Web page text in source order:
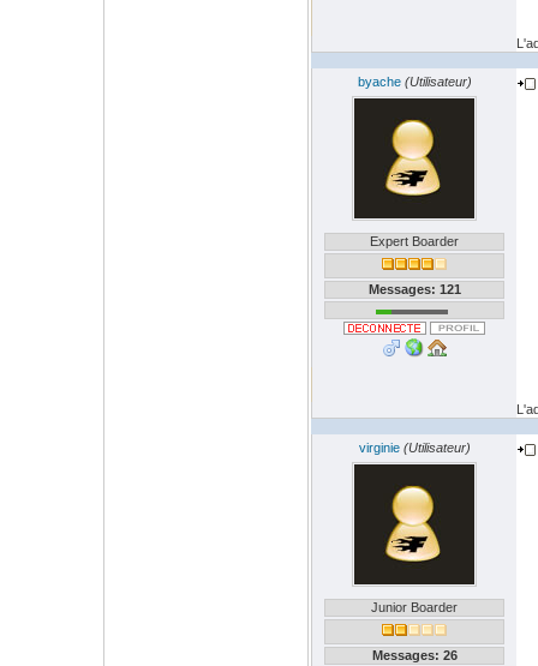
byache (Utilisateur)
Expert Boarder
Messages: 121
virginie (Utilisateur)
Junior Boarder
Messages: 26